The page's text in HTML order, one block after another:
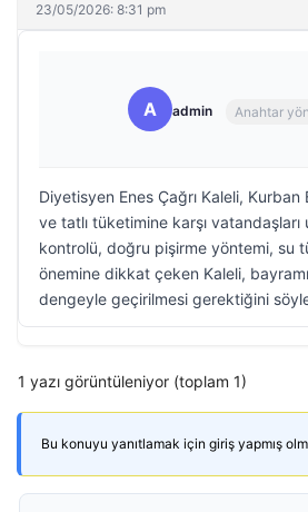
23/05/2026: 8:31 pm
A admin Anahtar
Diyetisyen Enes Çağrı Kaleli, Kurban
ve tatlı tüketimine karşı vatandaşları
kontrolü, doğru pişirme yöntemi, su
önemine dikkat çeken Kaleli,
dengeyle geçirilmesi gerektiğini
1 yazı görüntüleniyor (toplam 1)
Bu konuyu yanıtlamak için giriş yapmış